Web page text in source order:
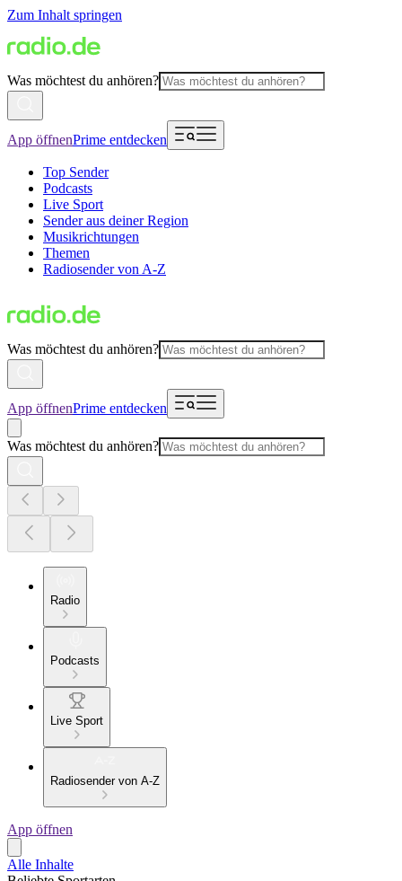
Zum Inhalt springen
Was möchtest du anhören?
App öffnenPrime entdecken
Top Sender
Podcasts
Live Sport
Sender aus deiner Region
Musikrichtungen
Themen
Radiosender von A-Z
Was möchtest du anhören?
App öffnenPrime entdecken
Was möchtest du anhören?
Radio
Podcasts
Live Sport
Radiosender von A-Z
App öffnen
Alle Inhalte